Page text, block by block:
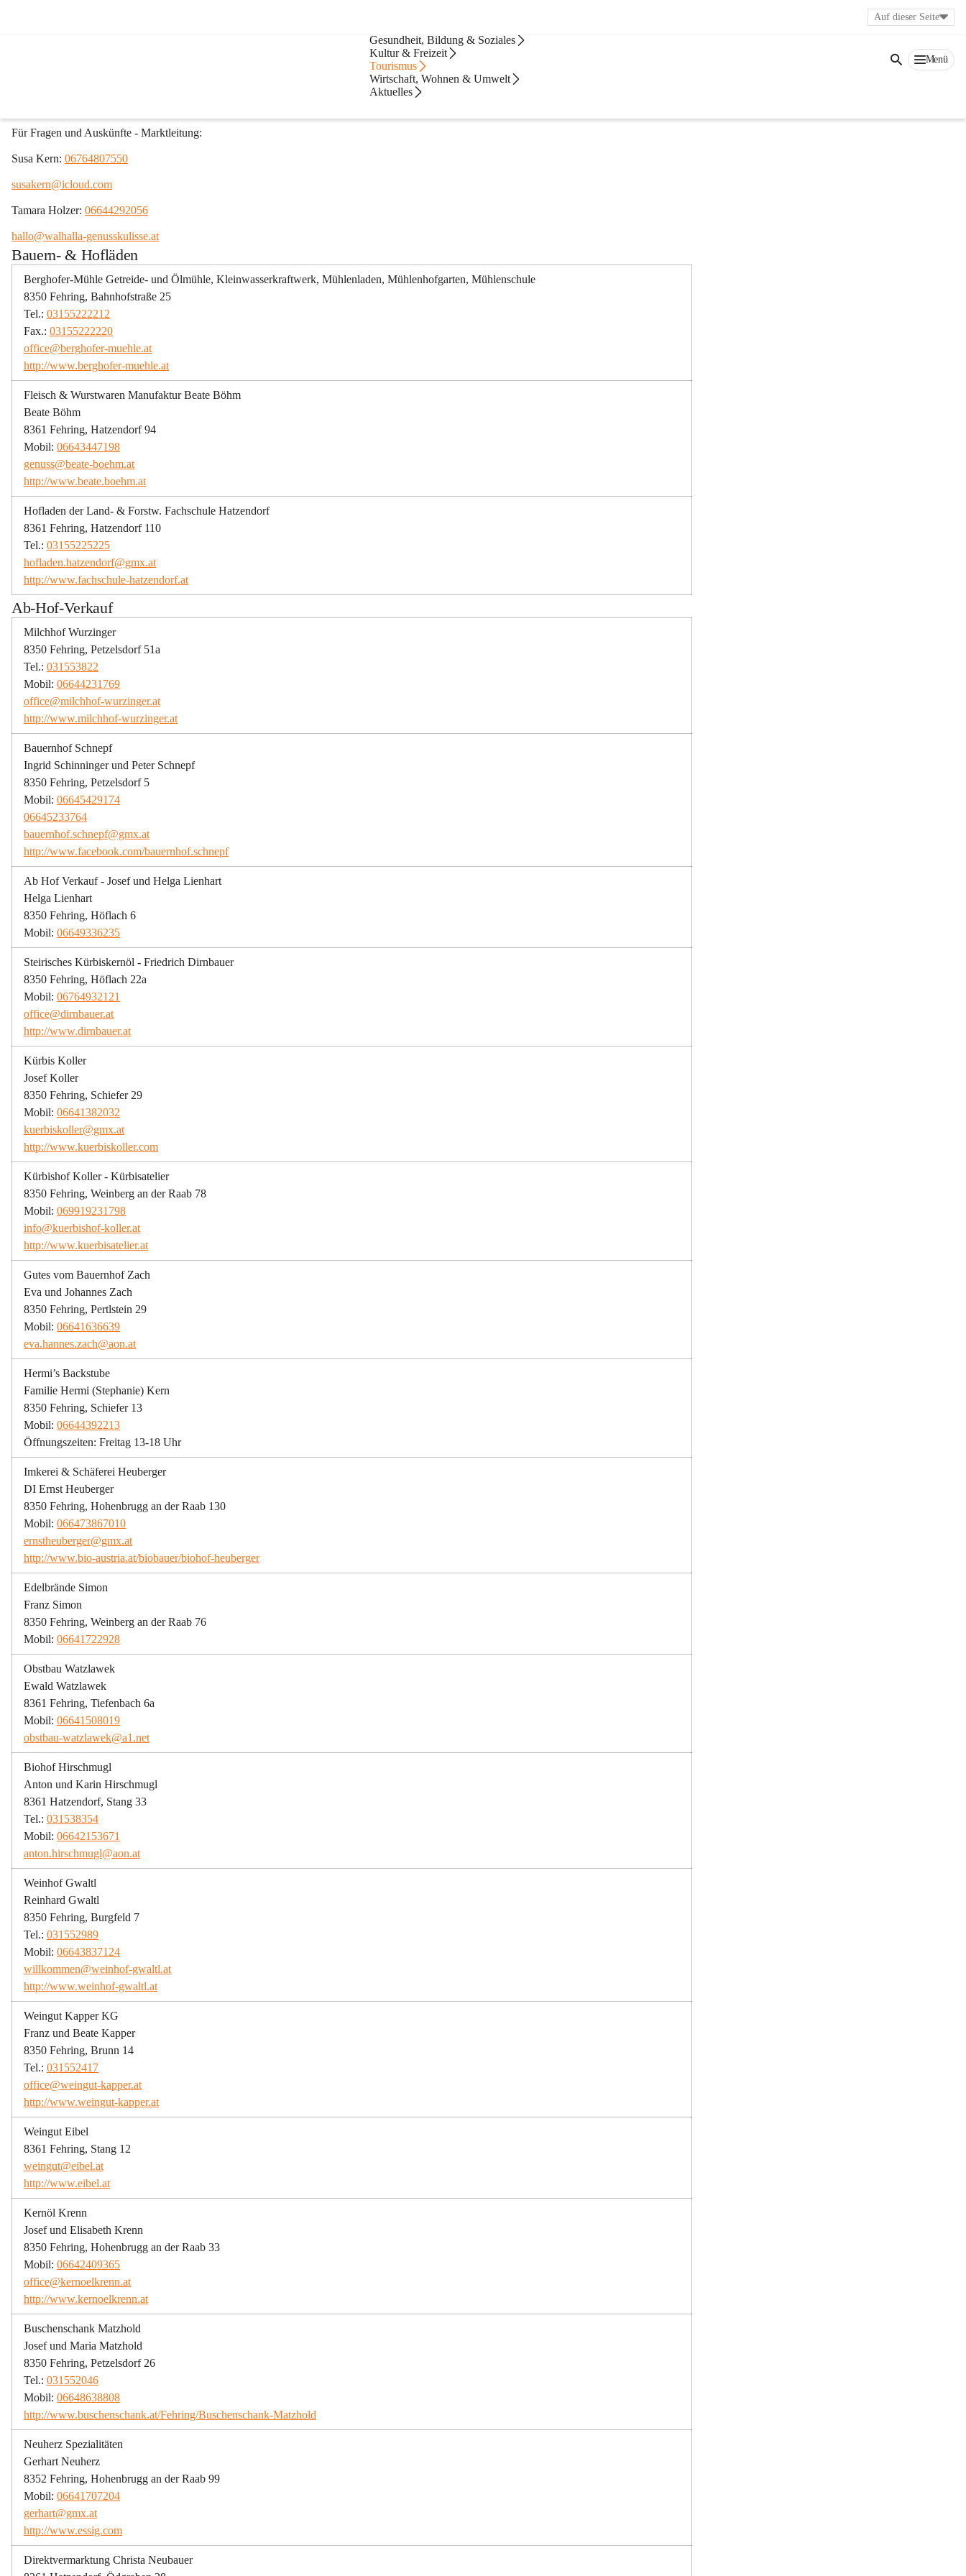
Gesundheit, Bildung & Soziales
Kultur & Freizeit
Tourismus
Wirtschaft, Wohnen & Umwelt
Aktuelles
Menü
Auf dieser Seite
Für Fragen und Auskünfte - Marktleitung:
Susa Kern: 06764807550
susakern@icloud.com
Tamara Holzer: 06644292056
hallo@walhalla-genusskulisse.at
Bauern- & Hofläden
Berghofer-Mühle Getreide- und Ölmühle, Kleinwasserkraftwerk, Mühlenladen, Mühlenhofgarten, Mühlenschule
8350 Fehring, Bahnhofstraße 25
Tel.: 03155222212
Fax.: 03155222220
office@berghofer-muehle.at
http://www.berghofer-muehle.at
Fleisch & Wurstwaren Manufaktur Beate Böhm
Beate Böhm
8361 Fehring, Hatzendorf 94
Mobil: 06643447198
genuss@beate-boehm.at
http://www.beate.boehm.at
Hofladen der Land- & Forstw. Fachschule Hatzendorf
8361 Fehring, Hatzendorf 110
Tel.: 03155225225
hofladen.hatzendorf@gmx.at
http://www.fachschule-hatzendorf.at
Ab-Hof-Verkauf
Milchhof Wurzinger
8350 Fehring, Petzelsdorf 51a
Tel.: 031553822
Mobil: 06644231769
office@milchhof-wurzinger.at
http://www.milchhof-wurzinger.at
Bauernhof Schnepf
Ingrid Schinninger und Peter Schnepf
8350 Fehring, Petzelsdorf 5
Mobil: 06645429174
06645233764
bauernhof.schnepf@gmx.at
http://www.facebook.com/bauernhof.schnepf
Ab Hof Verkauf - Josef und Helga Lienhart
Helga Lienhart
8350 Fehring, Höflach 6
Mobil: 06649336235
Steirisches Kürbiskernöl - Friedrich Dirnbauer
8350 Fehring, Höflach 22a
Mobil: 06764932121
office@dirnbauer.at
http://www.dirnbauer.at
Kürbis Koller
Josef Koller
8350 Fehring, Schiefer 29
Mobil: 06641382032
kuerbiskoller@gmx.at
http://www.kuerbiskoller.com
Kürbishof Koller - Kürbisatelier
8350 Fehring, Weinberg an der Raab 78
Mobil: 069919231798
info@kuerbishof-koller.at
http://www.kuerbisatelier.at
Gutes vom Bauernhof Zach
Eva und Johannes Zach
8350 Fehring, Pertlstein 29
Mobil: 06641636639
eva.hannes.zach@aon.at
Hermi’s Backstube
Familie Hermi (Stephanie) Kern
8350 Fehring, Schiefer 13
Mobil: 06644392213
Öffnungszeiten: Freitag 13-18 Uhr
Imkerei & Schäferei Heuberger
DI Ernst Heuberger
8350 Fehring, Hohenbrugg an der Raab 130
Mobil: 066473867010
ernstheuberger@gmx.at
http://www.bio-austria.at/biobauer/biohof-heuberger
Edelbrände Simon
Franz Simon
8350 Fehring, Weinberg an der Raab 76
Mobil: 06641722928
Obstbau Watzlawek
Ewald Watzlawek
8361 Fehring, Tiefenbach 6a
Mobil: 06641508019
obstbau-watzlawek@a1.net
Biohof Hirschmugl
Anton und Karin Hirschmugl
8361 Hatzendorf, Stang 33
Tel.: 031538354
Mobil: 06642153671
anton.hirschmugl@aon.at
Weinhof Gwaltl
Reinhard Gwaltl
8350 Fehring, Burgfeld 7
Tel.: 031552989
Mobil: 06643837124
willkommen@weinhof-gwaltl.at
http://www.weinhof-gwaltl.at
Weingut Kapper KG
Franz und Beate Kapper
8350 Fehring, Brunn 14
Tel.: 031552417
office@weingut-kapper.at
http://www.weingut-kapper.at
Weingut Eibel
8361 Fehring, Stang 12
weingut@eibel.at
http://www.eibel.at
Kernöl Krenn
Josef und Elisabeth Krenn
8350 Fehring, Hohenbrugg an der Raab 33
Mobil: 06642409365
office@kernoelkrenn.at
http://www.kernoelkrenn.at
Buschenschank Matzhold
Josef und Maria Matzhold
8350 Fehring, Petzelsdorf 26
Tel.: 031552046
Mobil: 06648638808
http://www.buschenschank.at/Fehring/Buschenschank-Matzhold
Neuherz Spezialitäten
Gerhart Neuherz
8352 Fehring, Hohenbrugg an der Raab 99
Mobil: 06641707204
gerhart@gmx.at
http://www.essig.com
Direktvermarktung Christa Neubauer